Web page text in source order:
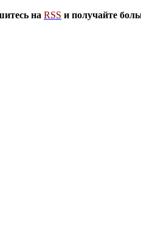
на RSS и получайте